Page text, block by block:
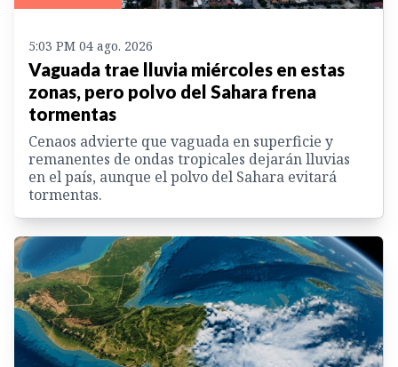
5:03 PM 04 ago. 2026
Vaguada trae lluvia miércoles en estas
zonas, pero polvo del Sahara frena
tormentas
Cenaos advierte que vaguada en superficie y
remanentes de ondas tropicales dejarán lluvias
en el país, aunque el polvo del Sahara evitará
tormentas.